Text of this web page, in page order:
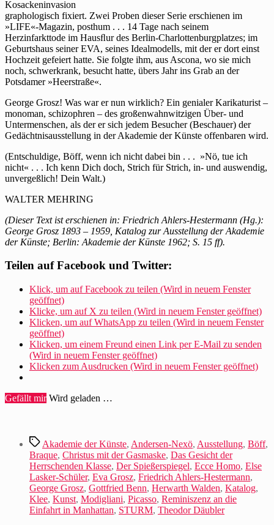
Kosackeninvasion
graphologisch fixiert. Zwei Proben dieser Serie erschienen im
»LIFE«-Magazin, posthum . . . 14 Tage nach seinem
Herzinfarkttode im Hausﬂur des Berlin-Charlottenburgplatzes; im
Geburtshaus seiner EVA, seines Idealmodells, mit der er dort einst
Hochzeit gefeiert hatte. Sie folgte ihm, aus Ascona, wo sie mich
noch, schwerkrank, besucht hatte, übers Jahr ins Grab an der
Potsdamer »Heerstraße«.
George Grosz! Was war er nun wirklich? Ein genialer Karikaturist –
monoman, schizophren – des großenwahnwitzigen Über- und
Untermenschen, als der er sich jedem Besucher (Beschauer) der
Gedächtnisausstellung in der Akademie der Künste offenbaren wird.
(Entschuldige, Böff, wenn ich nicht dabei bin . . . »Nö, tue ich
nicht« . . . Ich kenn Dich doch, Strich für Strich, in- und auswendig,
unvergeßlich! Dein Walt.)
WALTER MEHRING
(Dieser Text ist erschienen in: Friedrich Ahlers-Hestermann (Hg.):
George Grosz 1893 – 1959, Katalog zur Ausstellung der Akademie
der Künste; Berlin: Akademie der Künste 1962; S. 15 ff).
Teilen auf Facebook und Twitter:
Klick, um auf Facebook zu teilen (Wird in neuem Fenster
geöffnet)
Klicke, um auf X zu teilen (Wird in neuem Fenster geöffnet)
Klicken, um auf WhatsApp zu teilen (Wird in neuem Fenster
geöffnet)
Klicken, um einem Freund einen Link per E-Mail zu senden
(Wird in neuem Fenster geöffnet)
Klicken zum Ausdrucken (Wird in neuem Fenster geöffnet)
Gefällt mir Wird geladen …
Schlagwörter
Akademie der Künste, Andersen-Nexö, Ausstellung, Böff,
Braque, Christus mit der Gasmaske, Das Gesicht der
Herrschenden Klasse, Der Spießerspiegel, Ecce Homo, Else
Lasker-Schüler, Eva Grosz, Friedrich Ahlers-Hestermann,
George Grosz, Gottfried Benn, Herwarth Walden, Katalog,
Klee, Kunst, Modigliani, Picasso, Reminiszenz an die
Einfahrt in Manhattan, STURM, Theodor Däubler